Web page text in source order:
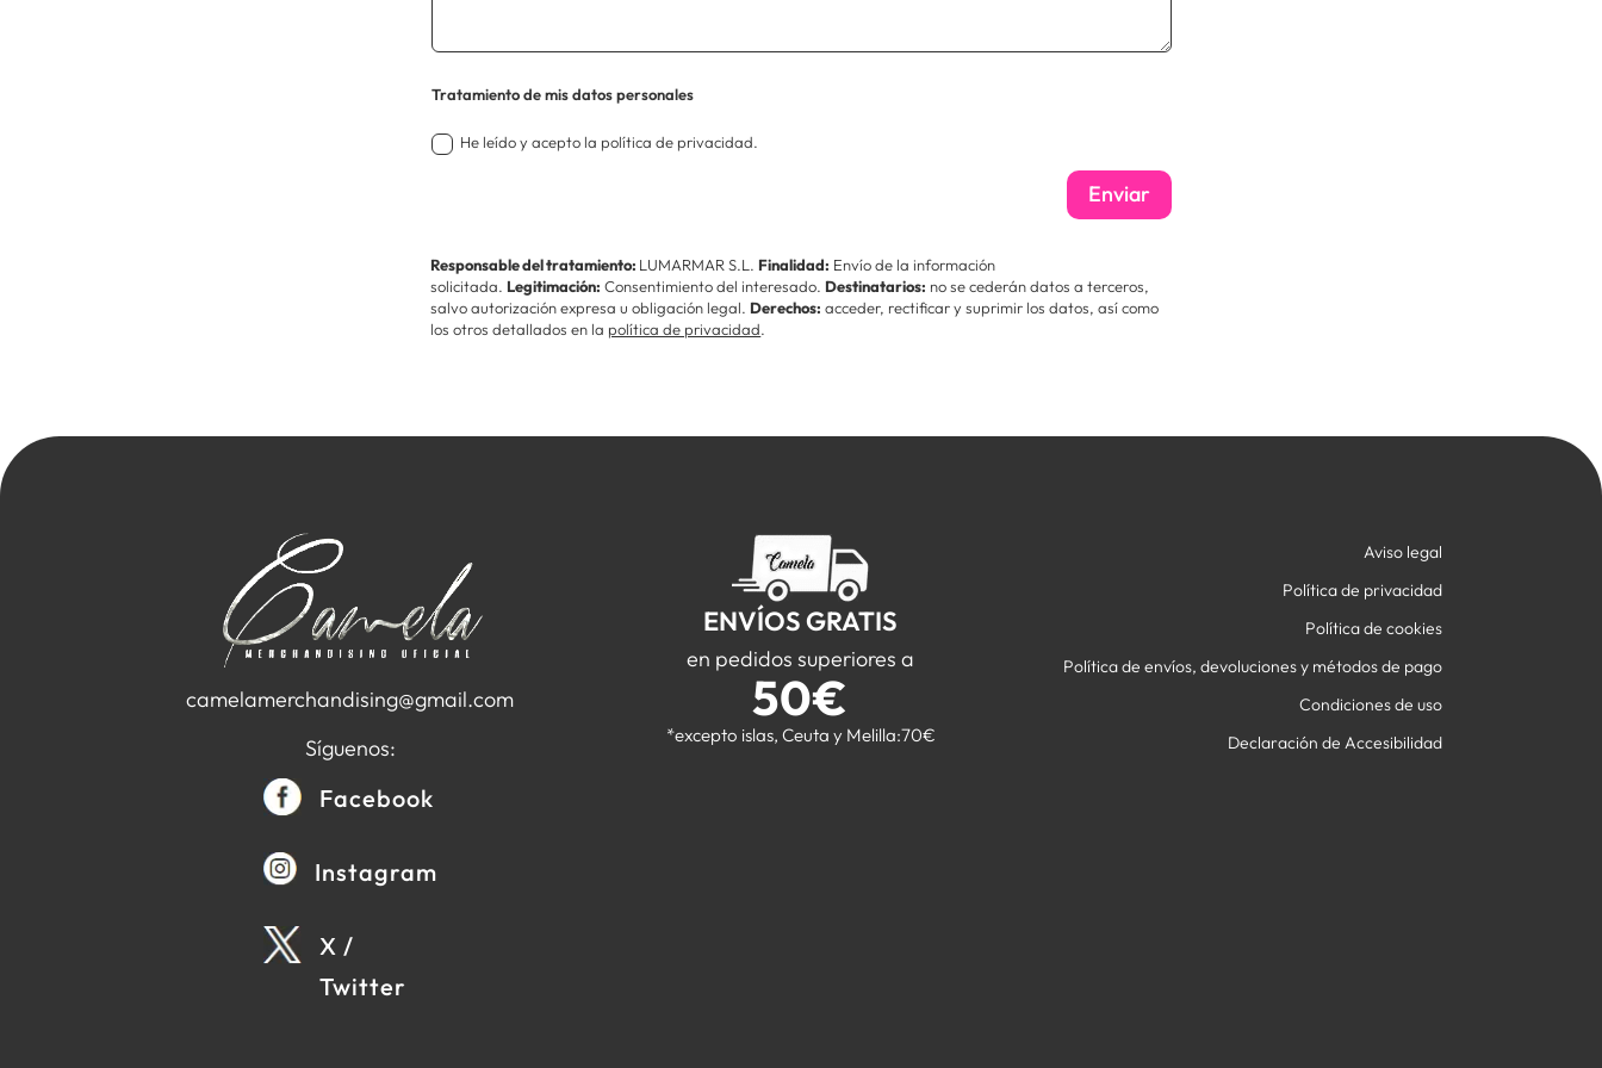
Tratamiento
mis
datos
Tratamiento de mis datos personales
He leído y acepto la política de privacidad.
Enviar
Responsable del tratamiento: LUMARMAR S.L. Finalidad: Envío de la información
solicitada. Legitimación: Consentimiento del interesado. Destinatarios: no se cederán datos a terceros,
salvo autorización expresa u obligación legal. Derechos: acceder, rectificar y suprimir los datos, así como
los otros detallados en la política de privacidad.
camelamerchandising@gmail.com
Síguenos:
Facebook
Instagram
X /
Twitter
ENVÍOS GRATIS
en pedidos superiores a
50€
*excepto islas, Ceuta y Melilla:70€
Aviso legal
Política de privacidad
Política de cookies
Política de envíos, devoluciones y métodos de pago
Condiciones de uso
Declaración de Accesibilidad